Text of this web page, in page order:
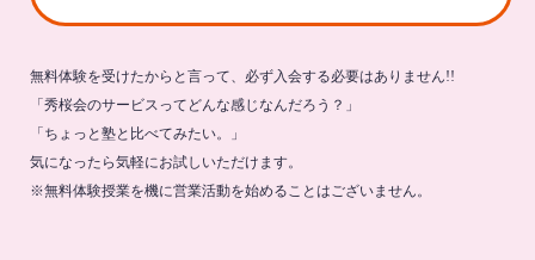
無料体験を受けたからと言って、必ず入会する必要はありません!!
「秀桜会のサービスってどんな感じなんだろう？」
「ちょっと塾と比べてみたい。」
気になったら気軽にお試しいただけます。
※無料体験授業を機に営業活動を始めることはございません。